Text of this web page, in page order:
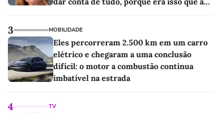
3 MOBILIDADE
Eles percorreram 2.500 km em um carro
elétrico e chegaram a uma conclusão
difícil: o motor a combustão continua
imbatível na estrada
4 TV